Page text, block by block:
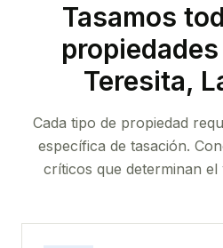
Tasamos
propiedades
Teresita,
Cada tipo de propiedad
específica de tasación.
críticos que determinan